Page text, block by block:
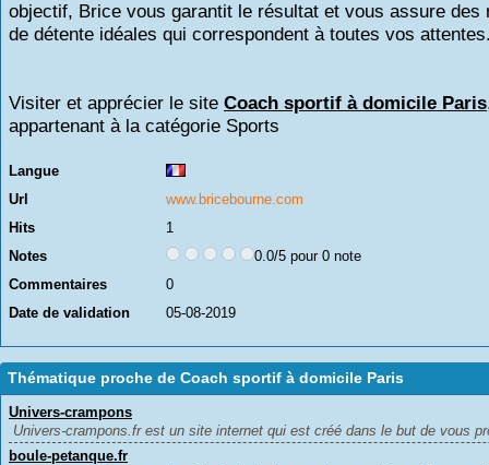
objectif, Brice vous garantit le résultat et vous assure des
de détente idéales qui correspondent à toutes vos
Visiter et apprécier le site Coach sportif à domicile Paris
appartenant à la catégorie Sports
Langue
Url
www.bricebourne.com
Hits
1
Notes
0.0/5 pour 0 note
Commentaires
0
Date de validation
05-08-2019
Thématique proche de Coach sportif à domicile Paris
Univers-crampons
Univers-crampons.fr est un site internet qui est créé dans le but de vous
boule-petanque.fr